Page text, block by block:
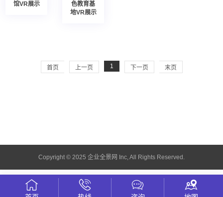
馆VR展示
色教育基
地VR展示
首页 上一页 1 下一页 末页
Copyright © 2025 企业全景网 Inc, All Rights Reserved.